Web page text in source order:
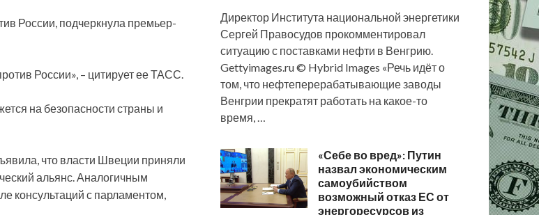
России, подчеркнула премьер-
России», – цитирует ее ТАСС.
на безопасности страны и
что власти Швеции приняли
альянс. Аналогичным
консультаций с парламентом,
Директор Института национальной энергетики
Сергей Правосудов прокомментировал
ситуацию с поставками нефти в Венгрию.
Gettyimages.ru © Hybrid Images «Речь идёт о
том, что нефтеперерабатывающие заводы
Венгрии прекратят работать на какое-то
время, …
«Себе во вред»: Путин
назвал экономическим
самоубийством
возможный отказ ЕС от
энергоресурсов из